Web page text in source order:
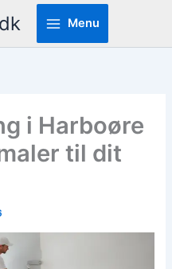
Menu
i Harboøre
til dit